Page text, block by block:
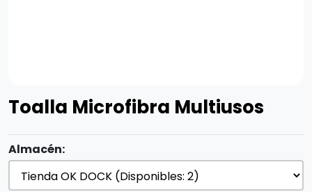
Toalla Microfibra Multiusos
Almacén: